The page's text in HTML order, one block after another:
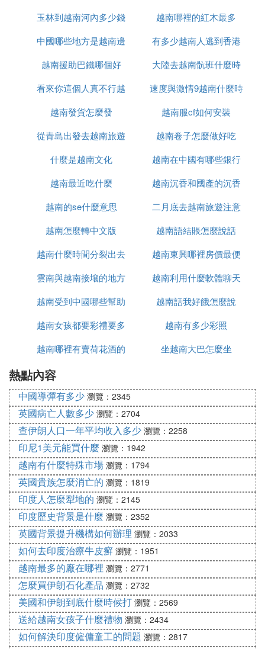
3、交通工具意外雙倍賠付；
㈢ 越南旅遊買什麼保險好
推薦您購買一份「安聯東南亞保險計劃」。特別針對
東南亞地區旅遊、商務等設計的保險產品，針對性
1、意外傷害保險金15萬元，醫療費用保險金（含牙
科門診及普通醫療門診）6萬，醫療費用無免賠額；
2、24小時緊急救援服務保險金40萬，醫療費用提前
產品地址：http://www.hzins.com/proct/travel/detal-6
㈣ 准備去越南度蜜月，想了解一下境外旅
遊保險多少錢。
去越南度蜜月最怕發生旅行意外而擾亂了正常行程，
而出國在外各種意外風險性相對較高，對此，建議您
在去越南度蜜月之前給自己以及另一半分別購買合適
境外旅遊保險的保費高低往往是根據不同的境外旅遊
體對待，建議您親自來慧擇網查看詳細的境外旅遊保
險費率表。投保前您需要注意以下幾點：
1.越南屬於發展中國家，境外險保額建議在10萬元以
上即可。
2.購買的境外旅遊保險需要覆蓋您的全部行程。使得
自己的旅行全程在保障之中。
3.在購買出境旅遊保險時，要注意是否包括國際緊急
救援服務。由於國內保險公司的網點很難鋪到國外，
所以出境旅遊險產品通常是與國際緊急救援公司合
作。無論是遊客在外遺失錢包，還是護照丟失等，都
可以致電救援熱線，一些大的國際保險公司還專門提
供漢語服務。
4.選擇合適的投保平台，在慧擇網上購買，您可以對
比多家保險公司的產品，進而選擇最合適自己保障和
出行需要的產品。投保也非常簡單方便，在慧擇網首
頁，免費注冊會員，登陸後選擇中意的產品，選擇保
障期限，即可立即購買。價格便宜，整個投保過程清
晰透明，免去了中介代理的層層麻煩，保費更低，自
主性更強。去越南度蜜月最好在出發前給自己以及同
玉林到越南河內多少錢
越南哪裡的紅木最多
中國哪些地方是越南邊
境
有多少越南人逃到香港
越南援助巴鐵哪個好
大陸去越南骯班什麼時
候能正常
看來你這個人真不行越
南語怎麼說
速度與激情9越南什麼時
候上映
越南發貨怎麼發
越南服cf如何安裝
從青島出發去越南旅遊
怎麼辦
越南卷子怎麼做好吃
什麼是越南文化
越南在中國有哪些銀行
越南最近吃什麼
越南沉香和國產的沉香
什麼區別
越南的se什麼意思
二月底去越南旅遊注意
什麼
越南怎麼轉中文版
越南語結賬怎麼說話
越南什麼時間分裂出去
的
越南東興哪裡房價最便
宜
雲南與越南接壤的地方
有哪些
越南利用什麼軟體聊天
越南受到中國哪些幫助
越南話我好餓怎麼說
越南女孩都要彩禮要多
少錢
越南有多少彩照
越南哪裡有賣荷花酒的
坐越南大巴怎麼坐
熱點內容
中國導彈有多少 瀏覽：2345
英國病亡人數多少 瀏覽：2704
查伊朗人口一年平均收入多少 瀏覽：2258
印尼1美元能買什麼 瀏覽：1942
越南有什麼特殊市場 瀏覽：1794
英國貴族怎麼消亡的 瀏覽：1819
印度人怎麼犁地的 瀏覽：2145
印度歷史背景是什麼 瀏覽：2352
英國背景提升機構如何辦理 瀏覽：2033
如何去印度治療牛皮癬 瀏覽：1951
越南最多的廠在哪裡 瀏覽：2771
怎麼買伊朗石化產品 瀏覽：2732
美國和伊朗到底什麼時候打 瀏覽：2569
送給越南女孩子什麼禮物 瀏覽：2434
如何解決印度僱傭童工的問題 瀏覽：2817